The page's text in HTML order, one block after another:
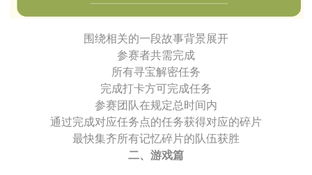
围绕相关的一段故事背景展开
参赛者共需完成
所有寻宝解密任务
完成打卡方可完成任务
参赛团队在规定总时间内
通过完成对应任务点的任务获得对应的碎片
最快集齐所有记忆碎片的队伍获胜
二、游戏篇